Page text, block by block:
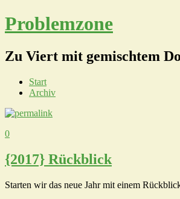
Problemzone
Zu Viert mit gemischtem
Start
Archiv
0
{2017} Rückblick
Starten wir das neue Jahr mit einem